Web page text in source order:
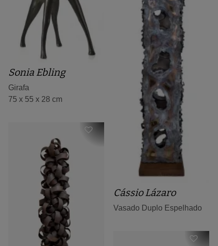
Sonia Ebling
Girafa
75 x 55 x 28 cm
Cássio Lázaro
Vasado Duplo Espelhado